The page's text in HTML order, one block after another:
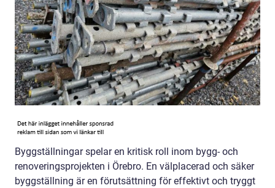
Byggställningar spelar en kritisk roll inom bygg- och
renoveringsprojekten i Örebro. En välplacerad och säker
byggställning är en förutsättning för effektivt och tryggt